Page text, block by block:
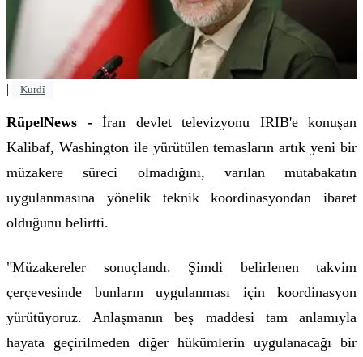
| Kurdî
RûpelNews -İran devlet televizyonu IRIB'e konuşan
Kalibaf, Washington ile yürütülen temasların artık yeni bir
müzakere süreci olmadığını, varılan mutabakatın
uygulanmasına yönelik teknik koordinasyondan ibaret
olduğunu belirtti.
"Müzakereler sonuçlandı. Şimdi belirlenen takvim
çerçevesinde bunların uygulanması için koordinasyon
yürütüyoruz. Anlaşmanın beş maddesi tam anlamıyla
hayata geçirilmeden diğer hükümlerin uygulanacağı bir